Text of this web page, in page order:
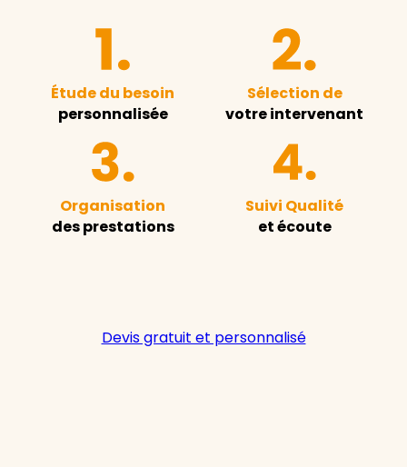
Étude du besoin
personnalisée
Sélection de
votre intervenant
Organisation
des prestations
Suivi Qualité
et écoute
Devis gratuit et personnalisé